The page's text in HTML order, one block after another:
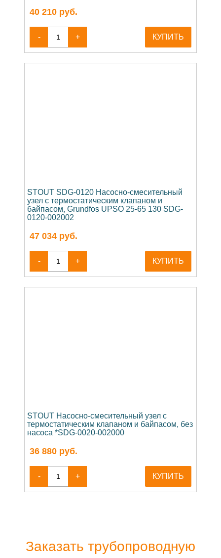
40 210 руб.
- + КУПИТЬ
STOUT SDG-0120 Насосно-смесительный
узел с термостатическим клапаном и
байпасом, Grundfos UPSO 25-65 130 SDG-
0120-002002
47 034 руб.
- + КУПИТЬ
STOUT Насосно-смесительный узел с
термостатическим клапаном и байпасом, без
насоса *SDG-0020-002000
36 880 руб.
- + КУПИТЬ
Заказать трубопроводную